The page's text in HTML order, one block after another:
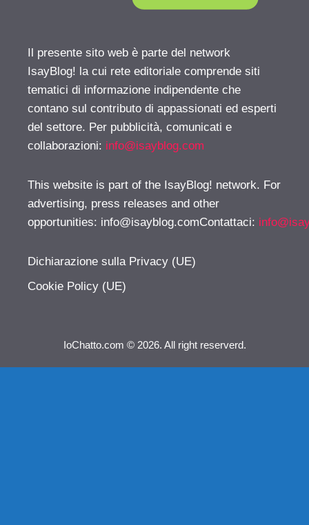
Il presente sito web è parte del network
IsayBlog! la cui rete editoriale comprende siti
tematici di informazione indipendente che
contano sul contributo di appassionati ed esperti
del settore. Per pubblicità, comunicati e
collaborazioni: info@isayblog.com
This website is part of the IsayBlog! network. For
advertising, press releases and other
opportunities: info@isayblog.comContattaci:
Dichiarazione sulla Privacy (UE)
Cookie Policy (UE)
IoChatto.com © 2026. All right reserverd.